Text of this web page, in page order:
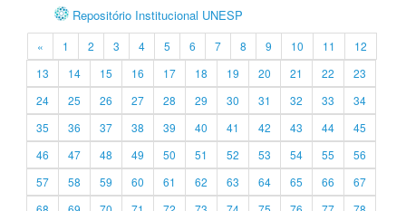
Repositório Institucional UNESP
« 1 2 3 4 5 6 7 8 9 10 11
12
13
14 15 16 17 18 19 20 21 22
23
24
25 26 27 28 29 30 31 32 33
34
35
36 37 38 39 40 41 42 43 44
45
46
47 48 49 50 51 52 53 54 55
56
57
58 59 60 61 62 63 64 65 66
67